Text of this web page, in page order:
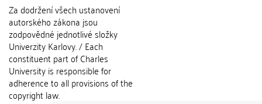
Za dodržení všech ustanovení
autorského zákona jsou
zodpovědné jednotlivé složky
Univerzity Karlovy. / Each
constituent part of Charles
University is responsible for
adherence to all provisions of the
copyright law.